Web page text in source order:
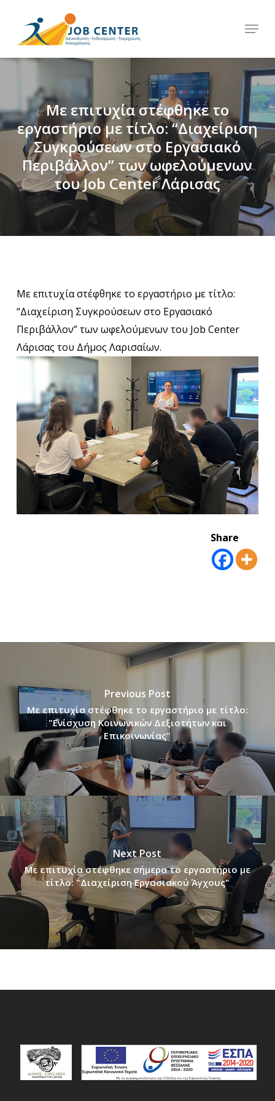
main
content
Menu
Με επιτυχία στέφθηκε το
εργαστήριο με τίτλο: “Διαχείριση
Συγκρούσεων στο Εργασιακό
Περιβάλλον” των ωφελούμενων
του Job Center Λάρισας
Με επιτυχία στέφθηκε το εργαστήριο με τίτλο:
“Διαχείριση Συγκρούσεων στο Εργασιακό
Περιβάλλον” των ωφελούμενων του Job Center
Λάρισας του Δήμος Λαρισαίων.
Share
Previous Post
Με επιτυχία στέφθηκε το εργαστήριο με τίτλο:
"Ενίσχυση Κοινωνικών Δεξιοτήτων και
Επικοινωνίας"
Next Post
Με επιτυχία στέφθηκε σήμερα το εργαστήριο με
τίτλο: "Διαχείριση Εργασιακού Άγχους"
Menu